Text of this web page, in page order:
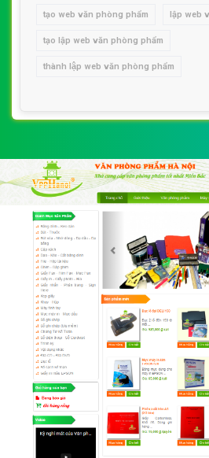
tạo web văn phòng phẩm lập web
tạo lập web văn phòng phẩm
thành lập web văn phòng phẩm